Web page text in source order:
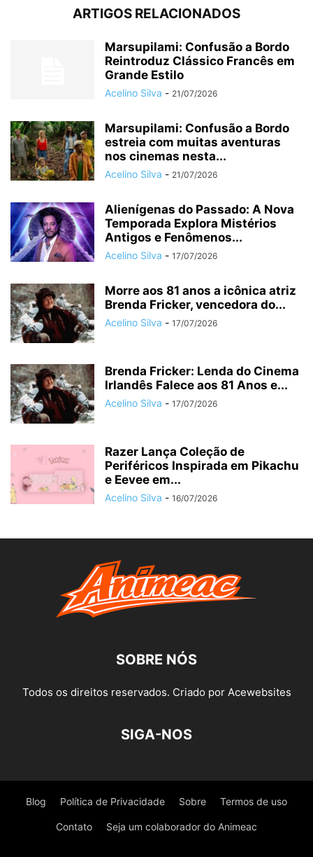
ARTIGOS RELACIONADOS
Marsupilami: Confusão a Bordo
Reintroduz Clássico Francês em
Grande Estilo
Acelino Silva - 21/07/2026
Marsupilami: Confusão a Bordo
estreia com muitas aventuras
nos cinemas nesta...
Acelino Silva - 21/07/2026
Alienígenas do Passado: A Nova
Temporada Explora Mistérios
Antigos e Fenômenos...
Acelino Silva - 17/07/2026
Morre aos 81 anos a icônica atriz
Brenda Fricker, vencedora do...
Acelino Silva - 17/07/2026
Brenda Fricker: Lenda do Cinema
Irlandês Falece aos 81 Anos e...
Acelino Silva - 17/07/2026
Razer Lança Coleção de
Periféricos Inspirada em Pikachu
e Eevee em...
Acelino Silva - 16/07/2026
SOBRE NÓS
Todos os direitos reservados. Criado por Acewebsites
SIGA-NOS
Blog Política de Privacidade Sobre Termos de uso
Contato Seja um colaborador do Animeac